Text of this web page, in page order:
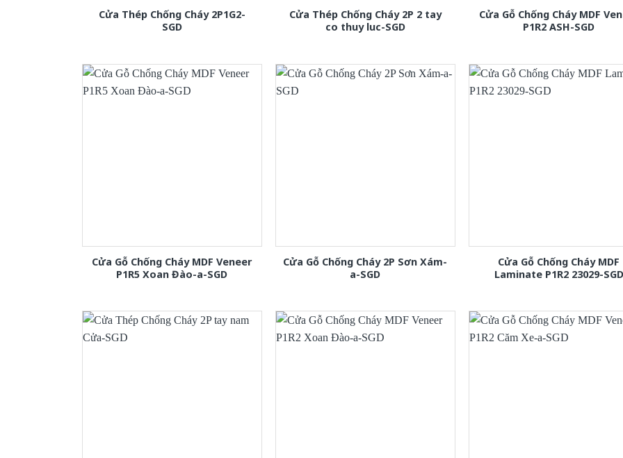
Cửa Thép Chống Cháy 2P1G2-
SGD
Cửa Thép Chống Cháy 2P 2 tay
co thuy luc-SGD
Cửa Gỗ Chống Cháy MDF
P1R2 ASH-SGD
Cửa Gỗ Chống Cháy MDF Veneer
P1R5 Xoan Đào-a-SGD
Cửa Gỗ Chống Cháy 2P Sơn Xám-
a-SGD
Cửa Gỗ Chống Cháy MDF
Laminate P1R2 23029-SGD